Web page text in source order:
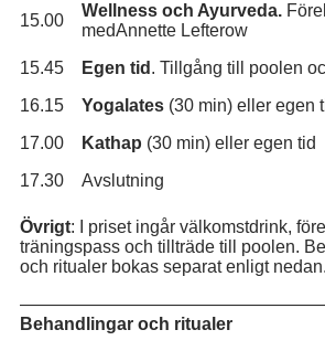
15.00
Wellness och Ayurveda.
medAnnette Lefterow
15.45
Egen tid . Tillgång till poolen
16.15
Yogalates (30 min) eller egen
17.00
Kathap (30 min) eller egen tid
17.30
Avslutning
Övrigt: I priset ingår välkomstdrink,
träningspass och tillträde till poolen.
och ritualer bokas separat enligt nedan.
Behandlingar och ritualer